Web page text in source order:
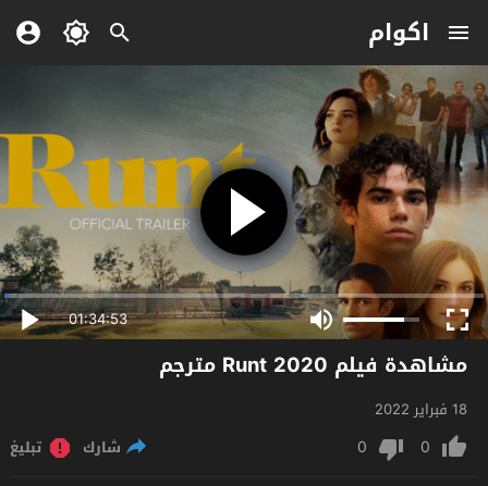
اكوام
01:34:53
مشاهدة فيلم Runt 2020 مترجم
18 فبراير 2022
0
0 شارك تبليغ